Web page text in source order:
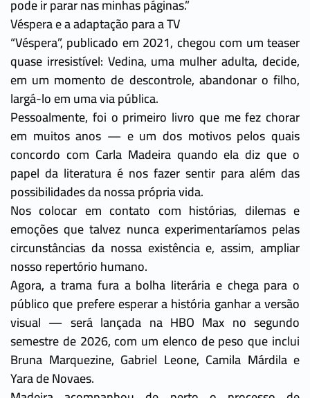
pode ir parar nas minhas páginas.”
Véspera e a adaptação para a TV
“Véspera”, publicado em 2021, chegou com um teaser
quase irresistível: Vedina, uma mulher adulta, decide,
em um momento de descontrole, abandonar o filho,
largá-lo em uma via pública.
Pessoalmente, foi o primeiro livro que me fez chorar
em muitos anos — e um dos motivos pelos quais
concordo com Carla Madeira quando ela diz que o
papel da literatura é nos fazer sentir para além das
possibilidades da nossa própria vida.
Nos colocar em contato com histórias, dilemas e
emoções que talvez nunca experimentaríamos pelas
circunstâncias da nossa existência e, assim, ampliar
nosso repertório humano.
Agora, a trama fura a bolha literária e chega para o
público que prefere esperar a história ganhar a versão
visual — será lançada na HBO Max no segundo
semestre de 2026, com um elenco de peso que inclui
Bruna Marquezine, Gabriel Leone, Camila Márdila e
Yara de Novaes.